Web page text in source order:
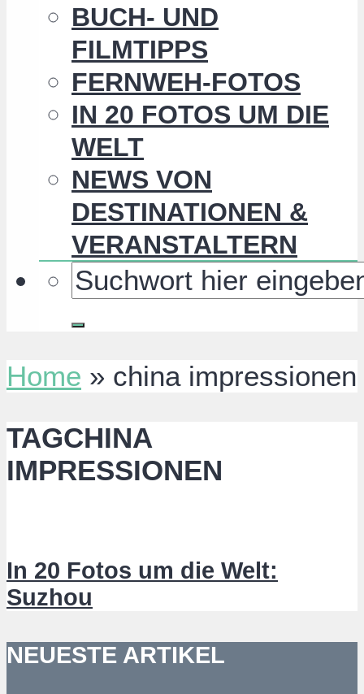
BUCH- UND
FILMTIPPS
FERNWEH-FOTOS
IN 20 FOTOS UM DIE
WELT
NEWS VON
DESTINATIONEN &
VERANSTALTERN
Home » china impressionen
TAGCHINA
IMPRESSIONEN
In 20 Fotos um die Welt:
Suzhou
NEUESTE ARTIKEL